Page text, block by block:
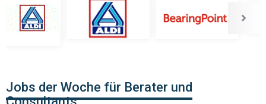
Jobs der Woche für Berater und